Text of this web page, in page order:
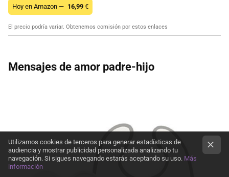
Hoy en Amazon — 16,99 €
El precio podría variar. Obtenemos comisión por estos enlaces
Mensajes de amor padre-hijo
Utilizamos cookies de terceros para generar estadísticas de
audiencia y mostrar publicidad personalizada analizando tu
navegación. Si sigues navegando estarás aceptando su uso. Más
información